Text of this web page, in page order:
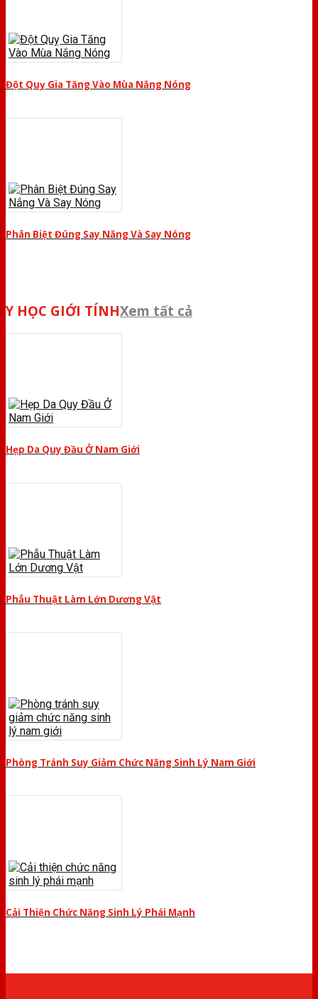
Đột Quỵ Gia Tăng Vào Mùa Nắng Nóng
Phân Biệt Đúng Say Nắng Và Say Nóng
Y HỌC GIỚI TÍNHXem tất cả
Hẹp Da Quy Đầu Ở Nam Giới
Phẫu Thuật Làm Lớn Dương Vật
Phòng Tránh Suy Giảm Chức Năng Sinh Lý Nam Giới
Cải Thiện Chức Năng Sinh Lý Phái Mạnh